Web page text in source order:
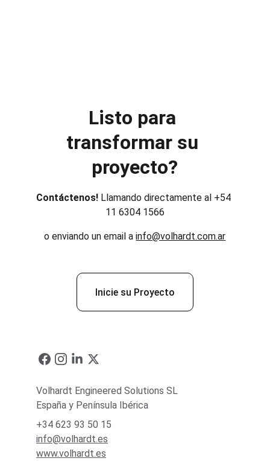
Listo para
transformar su
proyecto?
Contáctenos! Llamando directamente al +54
11 6304 1566
o enviando un email a info@volhardt.com.ar
Inicie su Proyecto
Volhardt Engineered Solutions SL
España y Península Ibérica
+34 623 93 50 15
info@volhardt.es
www.volhardt.es